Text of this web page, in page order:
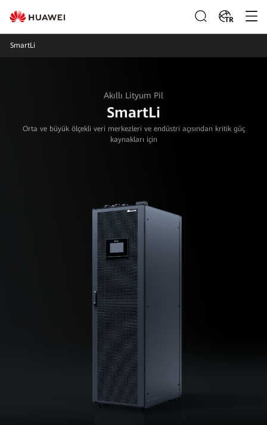
TR
SmartLi
Akıllı Lityum Pil
SmartLi
Orta ve büyük ölçekli veri merkezleri ve endüstri açısından kritik güç
kaynakları için